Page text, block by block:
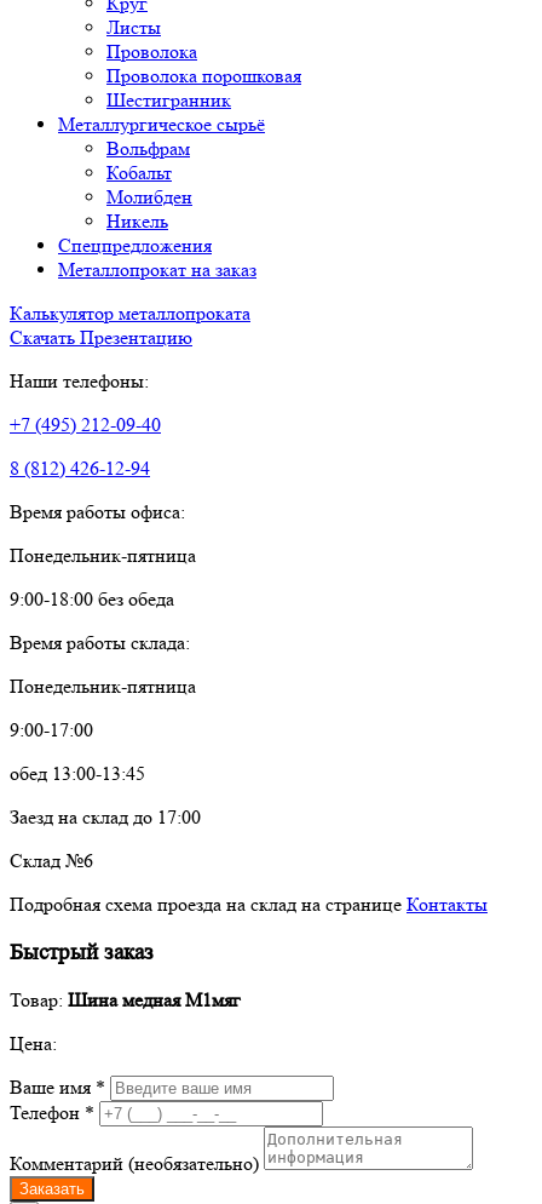
Листы
Проволока
Проволока порошковая
Шестигранник
Металлургическое сырьё
Вольфрам
Кобальт
Молибден
Никель
Спецпредложения
Металлопрокат на заказ
Калькулятор металлопроката
Скачать Презентацию
Наши телефоны:
+7 (495) 212-09-40
8 (812) 426-12-94
Время работы офиса:
Понедельник-пятница
9:00-18:00 без обеда
Время работы склада:
Понедельник-пятница
9:00-17:00
обед 13:00-13:45
Заезд на склад до 17:00
Склад №6
Подробная схема проезда на склад на странице Контакты
Быстрый заказ
Товар: Шина медная М1мяг
Цена:
Ваше имя *
Телефон *
Комментарий (необязательно)
Заказать